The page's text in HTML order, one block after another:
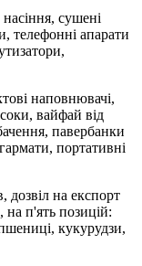
сушені
телефонні апарати
наповнювачі,
вайфай від
павербанки
портативні
дозвіл на експорт
на п'ять позицій:
кукурудзи,